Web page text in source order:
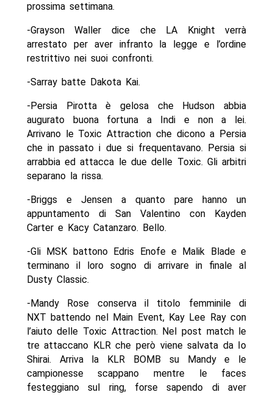
prossima settimana.
-Grayson Waller dice che LA Knight verrà
arrestato per aver infranto la legge e l’ordine
restrittivo nei suoi confronti.
-Sarray batte Dakota Kai.
-Persia Pirotta è gelosa che Hudson abbia
augurato buona fortuna a Indi e non a lei.
Arrivano le Toxic Attraction che dicono a Persia
che in passato i due si frequentavano. Persia si
arrabbia ed attacca le due delle Toxic. Gli arbitri
separano la rissa.
-Briggs e Jensen a quanto pare hanno un
appuntamento di San Valentino con Kayden
Carter e Kacy Catanzaro. Bello.
-Gli MSK battono Edris Enofe e Malik Blade e
terminano il loro sogno di arrivare in finale al
Dusty Classic.
-Mandy Rose conserva il titolo femminile di
NXT battendo nel Main Event, Kay Lee Ray con
l’aiuto delle Toxic Attraction. Nel post match le
tre attaccano KLR che però viene salvata da Io
Shirai. Arriva la KLR BOMB su Mandy e le
campionesse scappano mentre le faces
festeggiano sul ring, forse sapendo di aver